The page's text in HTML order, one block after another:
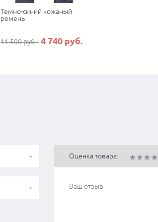
Темно-синий кожаный
ремень
11 500 руб.4 740 руб.
Оценка товара: